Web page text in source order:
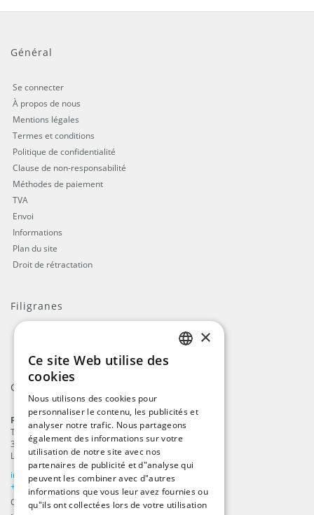
Général
Se connecter
À propos de nous
Mentions légales
Termes et conditions
Politique de confidentialité
Clause de non-responsabilité
Méthodes de paiement
TVA
Envoi
Informations
Plan du site
Droit de rétractation
Filigranes
Contact
ProFlags B.V.
Tilbury 8
3897 AC,Zeewolde
Les Pays-Bas
info@beachflags.com
+31 (0) 85 401 4648
Chambre de commerce: 92559840
GERMAN
FRENCH
×
Ce site Web utilise des
cookies
Nous utilisons des cookies pour
personnaliser le contenu, les publicités et
analyser notre trafic. Nous partageons
également des informations sur votre
utilisation de notre site avec nos
partenaires de publicité et d"analyse qui
peuvent les combiner avec d"autres
informations que vous leur avez fournies ou
qu"ils ont collectées lors de votre utilisation